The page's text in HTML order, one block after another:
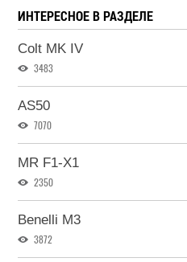
ИНТЕРЕСНОЕ В РАЗДЕЛЕ
Colt MK IV
3483
AS50
7070
MR F1-X1
2350
Benelli M3
3872